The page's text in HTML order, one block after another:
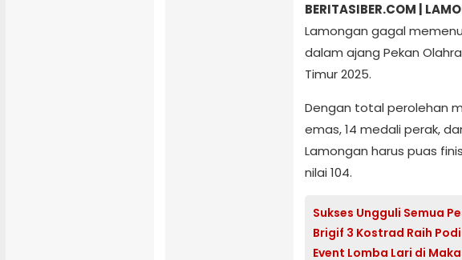
BERITASIBER.COM |
Lamongan gagal
dalam ajang Pekan
Timur 2025.
Dengan total perolehan
emas, 14 medali perak,
Lamongan harus puas
nilai 104.
Sukses Ungguli Semua
Brigif 3 Kostrad Raih
Event Lomba Lari di